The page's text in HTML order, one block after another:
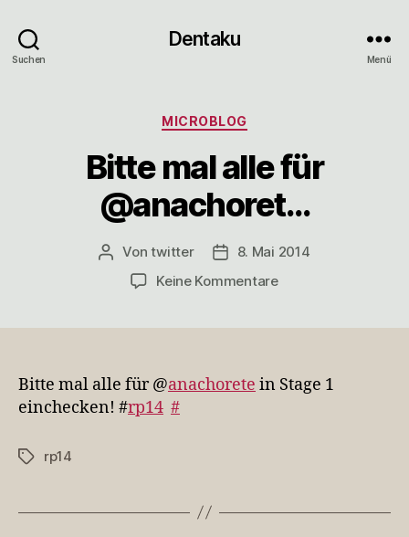
Suchen
Dentaku
Menü
Kategorien
MICROBLOG
Bitte mal alle für
@anachoret…
Beitragsautor
Vontwitter Veröffentlichungsdatum
8. Mai 2014
Keine Kommentarezu
@anachoret…
Bitte mal alle für @anachorete in Stage 1
einchecken! #rp14 #
Schlagwörter
rp14